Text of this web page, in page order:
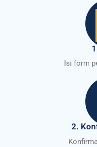
Isi form
2.